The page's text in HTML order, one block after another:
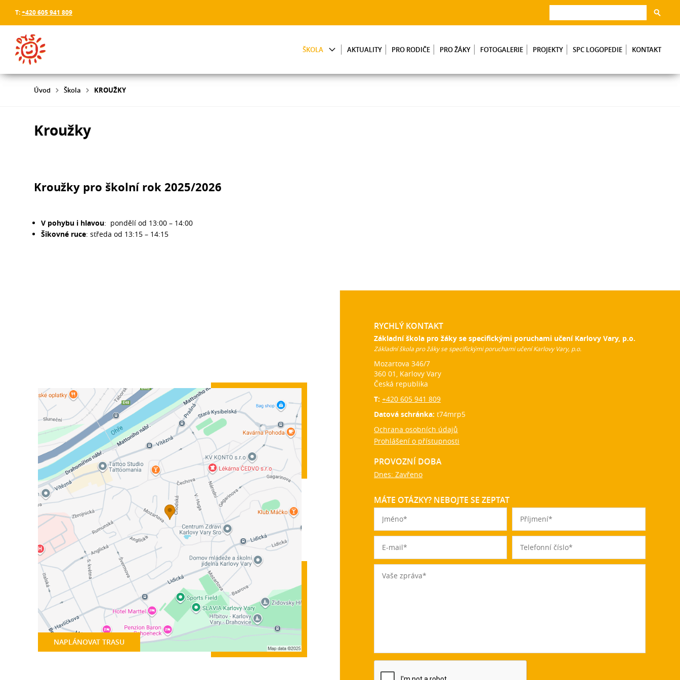
T:+420 605 941 809
ŠKOLA AKTUALITY PRO RODIČE PRO ŽÁKY FOTOGALERIE PROJEKTY SPC LOGOPEDIE KONTAKT
Úvod Škola KROUŽKY
Kroužky
Kroužky pro školní rok 2025/2026
V pohybu i hlavou: pondělí od 13:00 – 14:00
Šikovné ruce: středa od 13:15 – 14:15
NAPLÁNOVAT TRASU
RYCHLÝ KONTAKT
Základní škola pro žáky se specifickými poruchami učení Karlovy Vary, p.o.
Základní škola pro žáky se specifickými poruchami učení Karlovy Vary, p.o.
Mozartova 346/7
360 01, Karlovy Vary
Česká republika
T:+420 605 941 809
Datová schránka:t74mrp5
Ochrana osobních údajů
Prohlášení o přístupnosti
PROVOZNÍ DOBA
Dnes: Zavřeno
MÁTE OTÁZKY? NEBOJTE SE ZEPTAT